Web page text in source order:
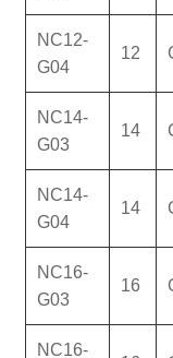
NC12-
G04
12
NC14-
G03
14
NC14-
G04
14
NC16-
G03
16
NC16-